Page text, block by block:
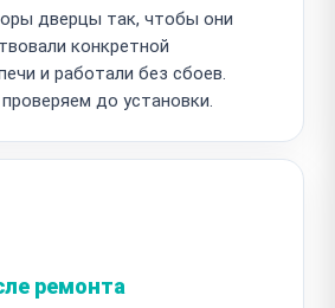
дверцы так, чтобы они
конкретной
и работали без сбоев.
до установки.
ремонта